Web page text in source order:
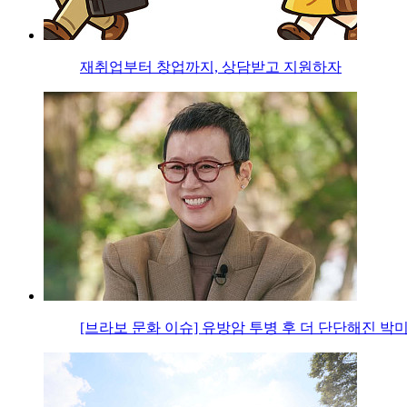
재취업부터 창업까지, 상담받고 지원하자
[브라보 문화 이슈] 유방암 투병 후 더 단단해진 박